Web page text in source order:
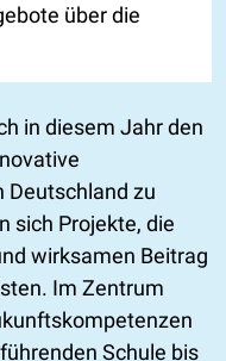
über die
in diesem Jahr den
Deutschland zu
sich Projekte, die
wirksamen Beitrag
Im Zentrum
Schule bis